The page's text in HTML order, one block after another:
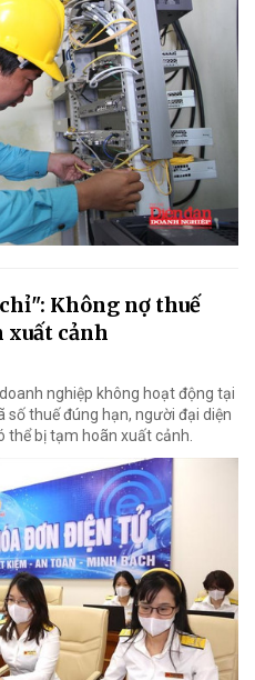
Không nợ thuế
xuất cảnh
nghiệp không hoạt động tại
số thuế đúng hạn, người đại diện
thể bị tạm hoãn xuất cảnh.